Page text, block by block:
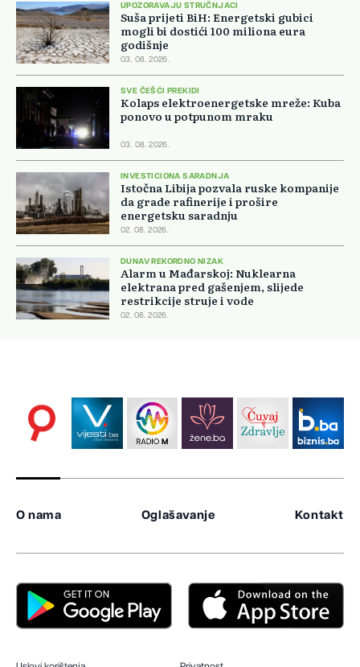
UPOZORAVAJU STRUČNJACI
Suša prijeti BiH: Energetski gubici
mogli bi dostići 100 miliona eura
godišnje
03. 08. 2026.
SVE ČEŠĆI PREKIDI
Kolaps elektroenergetske mreže: Kuba
ponovo u potpunom mraku
03. 08. 2026.
INVESTICIONA SARADNJA
Istočna Libija pozvala ruske kompanije
da grade rafinerije i prošire
energetsku saradnju
02. 08. 2026.
DUNAV REKORDNO NIZAK
Alarm u Mađarskoj: Nuklearna
elektrana pred gašenjem, slijede
restrikcije struje i vode
02. 08. 2026.
O nama Oglašavanje Kontakt